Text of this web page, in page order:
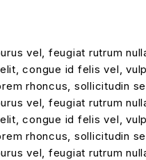
vel, feugiat rutrum
congue id felis vel,
rhoncus, sollicitudin
vel, feugiat rutrum
congue id felis vel,
rhoncus, sollicitudin
vel, feugiat rutrum